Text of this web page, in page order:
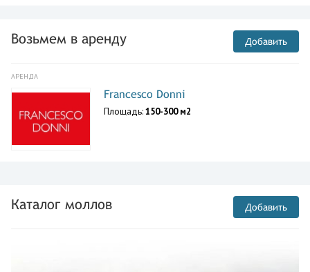
Возьмем в аренду Добавить
АРЕНДА
Francesco Donni
Площадь:150-300 м2
Каталог моллов Добавить